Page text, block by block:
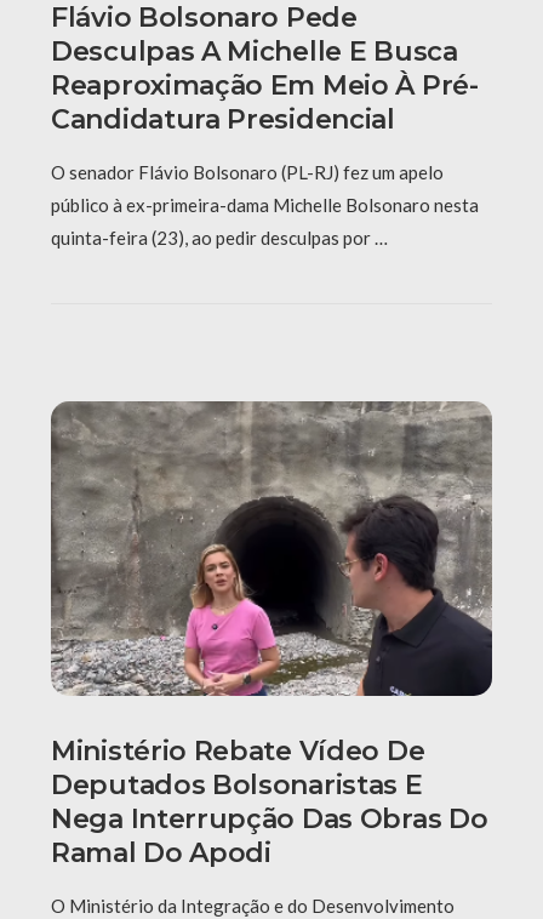
Flávio Bolsonaro Pede
Desculpas A Michelle E Busca
Reaproximação Em Meio À Pré-
Candidatura Presidencial
O senador Flávio Bolsonaro (PL-RJ) fez um apelo
público à ex-primeira-dama Michelle Bolsonaro nesta
quinta-feira (23), ao pedir desculpas por …
Ministério Rebate Vídeo De
Deputados Bolsonaristas E
Nega Interrupção Das Obras Do
Ramal Do Apodi
O Ministério da Integração e do Desenvolvimento